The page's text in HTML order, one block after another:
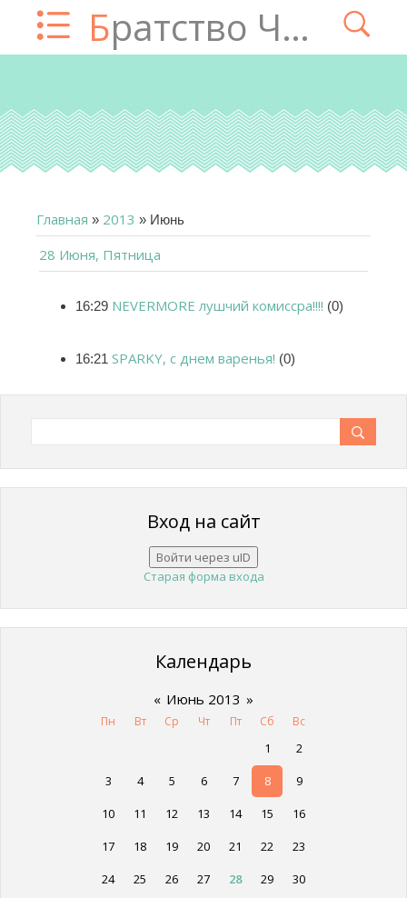
Братство Чатца
Главная » 2013 » Июнь
28 Июня, Пятница
16:29 NEVERMORE лушчий комиссра!!!! (0)
16:21 SPARKY, с днем варенья! (0)
Вход на сайт
Войти через uID
Старая форма входа
Календарь
« Июнь 2013 »
Пн Вт Ср Чт Пт Сб Вс
1
2
3
4 5 6 7 8
9
10
11 12 13 14 15
16
17
18 19 20 21 22
23
24
25 26 27 28 29 30